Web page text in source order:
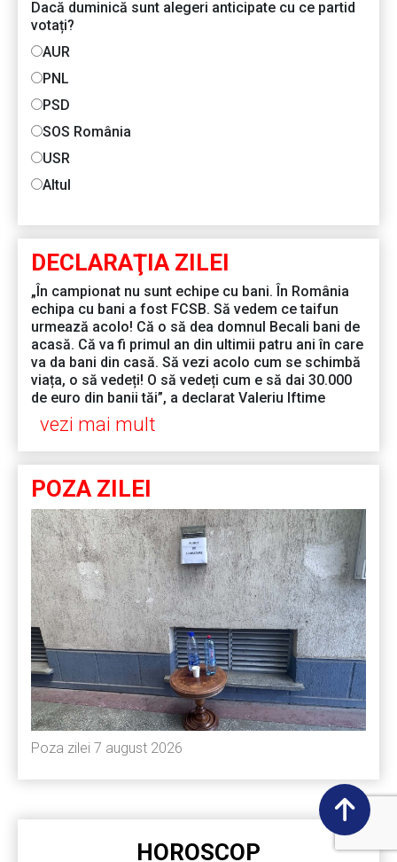
Dacă duminică sunt alegeri anticipate cu ce partid
votați?
AUR
PNL
PSD
SOS România
USR
Altul
DECLARAŢIA ZILEI
„În campionat nu sunt echipe cu bani. În România
echipa cu bani a fost FCSB. Să vedem ce taifun
urmează acolo! Că o să dea domnul Becali bani de
acasă. Că va fi primul an din ultimii patru ani în care
va da bani din casă. Să vezi acolo cum se schimbă
viața, o să vedeți! O să vedeți cum e să dai 30.000
de euro din banii tăi”, a declarat Valeriu Iftime
vezi mai mult
POZA ZILEI
Poza zilei 7 august 2026
HOROSCOP